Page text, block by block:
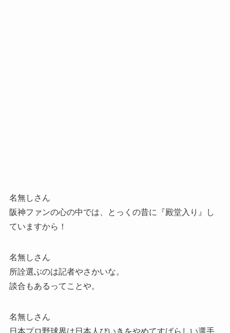
名無しさん
阪神ファンの心の中では、とっくの昔に『殿堂入り』し
ていますから！
名無しさん
所詮選ぶのは記者やさかいな。
談合もあるってことや。
名無しさん